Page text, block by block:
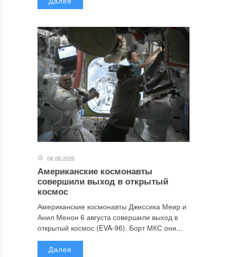
06.08.2026
Американские космонавты
совершили выход в открытый
космос
Американские космонавты Джессика Меир и
Анил Менон 6 августа совершили выход в
открытый космос (EVA-96). Борт МКС они...
Далее